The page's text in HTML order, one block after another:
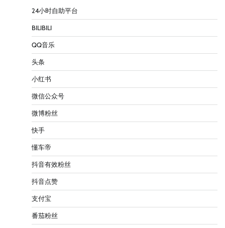
24小时自助平台
BILIBILI
QQ音乐
头条
小红书
微信公众号
微博粉丝
快手
懂车帝
抖音有效粉丝
抖音点赞
支付宝
番茄粉丝